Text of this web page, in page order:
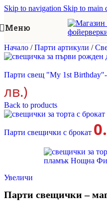
Skip to navigation Skip to main
Меню
Начало / Парти артикули /
Парти свещ "My 1st
лв.)
Back to products
Парти свещички с брокат
Увеличи
Парти свещички –